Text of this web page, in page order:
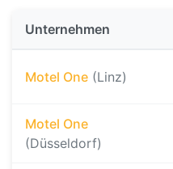
Unternehmen
Motel One (Linz)
Motel One
(Düsseldorf)